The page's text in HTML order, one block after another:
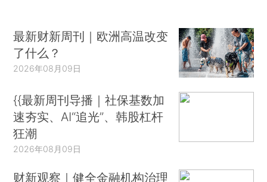
最新财新周刊｜欧洲高温改变
了什么？
2026年08月09日
{{最新周刊导播｜社保基数加
速夯实、AI“追光”、韩股杠杆
狂潮
2026年08月09日
财新观察｜健全金融机构治理